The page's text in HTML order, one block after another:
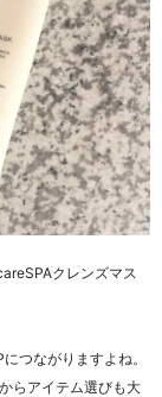
クレンズマス
つながりますよね。
らアイテム選びも大